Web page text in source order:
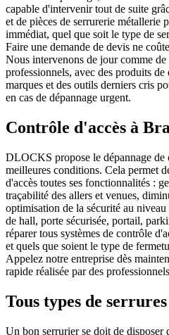
capable d'intervenir tout de suite
et de pièces de serrurerie métallerie
immédiat, quel que soit le type de
Faire une demande de devis ne
Nous intervenons de jour comme
professionnels, avec des produits de
marques et des outils derniers cris
en cas de dépannage urgent.
Contrôle d'accès à
DLOCKS propose le dépannage de
meilleures conditions. Cela permet
d'accès toutes ses fonctionnalités :
traçabilité des allers et venues,
optimisation de la sécurité au
de hall, porte sécurisée, portail,
réparer tous systèmes de contrôle
et quels que soient le type de
Appelez notre entreprise dès
rapide réalisée par des
Tous types de serrures
Un bon serrurier se doit de disposer